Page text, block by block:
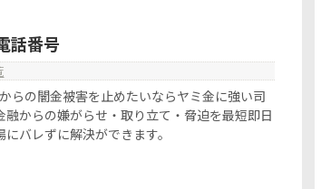
話番号
の闇金被害を止めたいならヤミ金に強い司
からの嫌がらせ・取り立て・脅迫を最短即日
バレずに解決ができます。